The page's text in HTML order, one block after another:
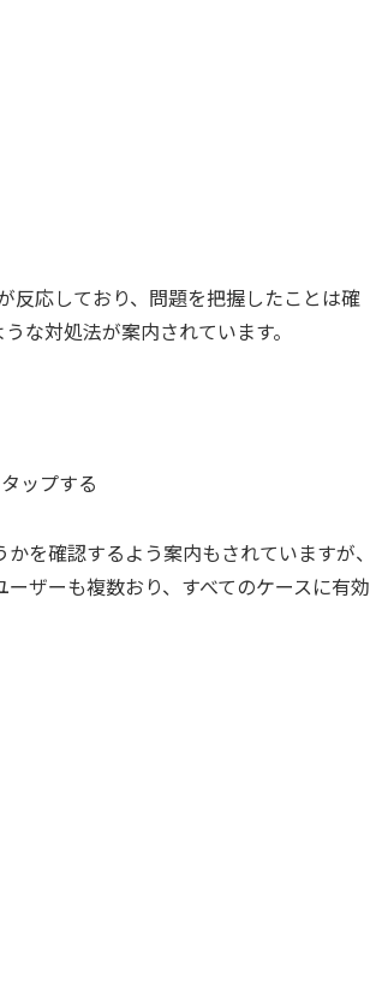
反応しており、問題を把握したことは確
な対処法が案内されています。
ップする
を確認するよう案内もされていますが、
ザーも複数おり、すべてのケースに有効